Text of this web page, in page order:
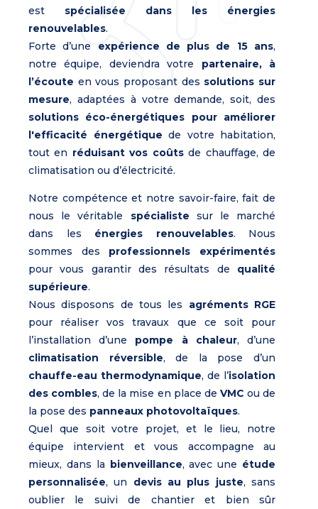
est spécialisée dans les énergies
renouvelables.
Forte d’une expérience de plus de 15 ans,
notre équipe, deviendra votre partenaire, à
l’écoute en vous proposant des solutions sur
mesure, adaptées à votre demande, soit, des
solutions éco-énergétiques pour améliorer
l'efficacité énergétique de votre habitation,
tout en réduisant vos coûtsde chauffage, de
climatisation ou d’électricité.
Notre compétence et notre savoir-faire, fait de
nous le véritable spécialiste sur le marché
dans les énergies renouvelables. Nous
sommes des professionnels expérimentés
pour vous garantir des résultats de qualité
supérieure.
Nous disposons de tous les agréments RGE
pour réaliser vos travaux que ce soit pour
l’installation d’une pompe à chaleur, d’une
climatisation réversible, de la pose d’un
chauffe-eau thermodynamique, de l’isolation
des combles, de la mise en place de VMC ou de
la pose des panneaux photovoltaïques.
Quel que soit votre projet, et le lieu, notre
équipe intervient et vous accompagne au
mieux, dans la bienveillance, avec une étude
personnalisée, un devis au plus juste, sans
oublier le suivi de chantier et bien sûr